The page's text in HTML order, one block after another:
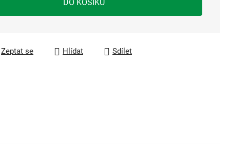
DO KOŠÍKU
Zeptat se Hlídat Sdílet